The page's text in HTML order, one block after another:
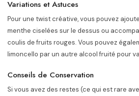
Variations et Astuces
Pour une twist créative, vous pouvez
menthe ciselées sur le dessus ou
coulis de fruits rouges. Vous pouvez
limoncello par un autre alcool fruité pour
Conseils de Conservation
Si vous avez des restes (ce qui est rare